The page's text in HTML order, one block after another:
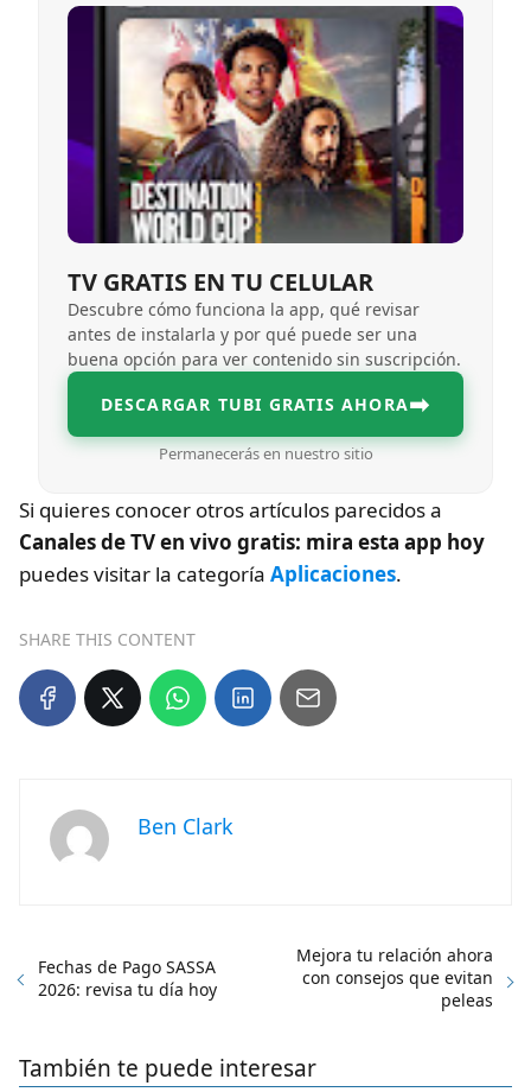
TV GRATIS EN TU CELULAR
Descubre cómo funciona la app, qué revisar
antes de instalarla y por qué puede ser una
buena opción para ver contenido sin suscripción.
DESCARGAR TUBI GRATIS AHORA➡
Permanecerás en nuestro sitio
Si quieres conocer otros artículos parecidos a
Canales de TV en vivo gratis: mira esta app hoy
puedes visitar la categoría Aplicaciones.
SHARE THIS CONTENT
Ben Clark
Fechas de Pago SASSA
2026: revisa tu día hoy
Mejora tu relación ahora
con consejos que evitan
peleas
También te puede interesar